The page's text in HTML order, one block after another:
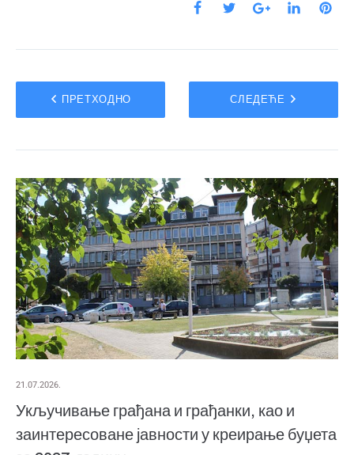
ПРЕТХОДНО СЛЕДЕЋЕ
21.07.2026.
Укључивање грађана и грађанки, као и
заинтересоване јавности у креирање буџета